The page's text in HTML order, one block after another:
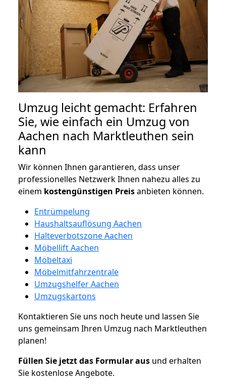
Umzug leicht gemacht: Erfahren
Sie, wie einfach ein Umzug von
Aachen nach Marktleuthen sein
kann
Wir können Ihnen garantieren, dass unser
professionelles Netzwerk Ihnen nahezu alles zu
einem kostengünstigen Preisanbieten können.
Entrümpelung
Haushaltsauflösung Aachen
Halteverbotszone Aachen
Möbellift Aachen
Möbeltaxi
Möbelmitfahrzentrale
Umzugshelfer Aachen
Umzugskartons
Kontaktieren Sie uns noch heute und lassen Sie
uns gemeinsam Ihren Umzug nach Marktleuthen
planen!
Füllen Sie jetzt das Formular aus und erhalten
Sie kostenlose Angebote.